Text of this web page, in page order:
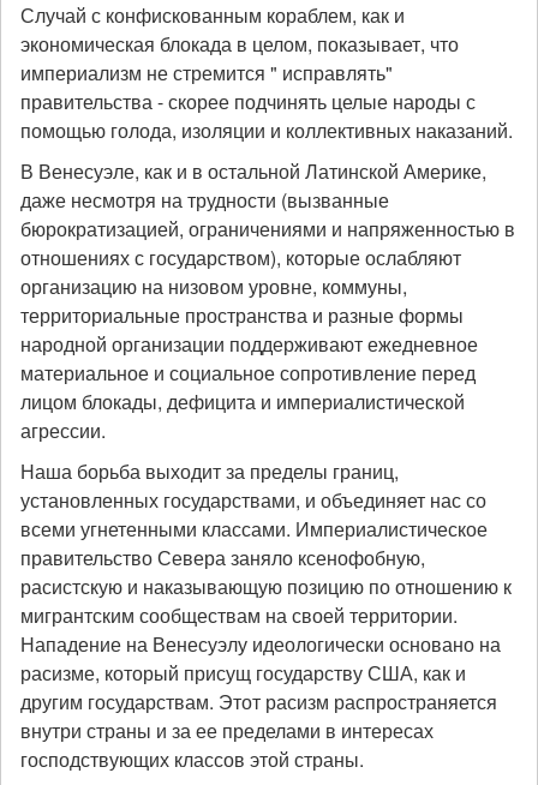
Случай с конфискованным кораблем, как и
экономическая блокада в целом, показывает, что
империализм не стремится " исправлять"
правительства - скорее подчинять целые народы с
помощью голода, изоляции и коллективных наказаний.
В Венесуэле, как и в остальной Латинской Америке,
даже несмотря на трудности (вызванные
бюрократизацией, ограничениями и напряженностью в
отношениях с государством), которые ослабляют
организацию на низовом уровне, коммуны,
территориальные пространства и разные формы
народной организации поддерживают ежедневное
материальное и социальное сопротивление перед
лицом блокады, дефицита и империалистической
агрессии.
Наша борьба выходит за пределы границ,
установленных государствами, и объединяет нас со
всеми угнетенными классами. Империалистическое
правительство Севера заняло ксенофобную,
расистскую и наказывающую позицию по отношению к
мигрантским сообществам на своей территории.
Нападение на Венесуэлу идеологически основано на
расизме, который присущ государству США, как и
другим государствам. Этот расизм распространяется
внутри страны и за ее пределами в интересах
господствующих классов этой страны.